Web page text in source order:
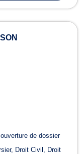
de dossier
Droit Civil
Droit